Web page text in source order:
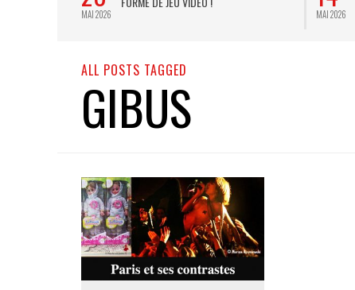
MAI 2026 MAI 2026
ALL POSTS TAGGED
GIBUS